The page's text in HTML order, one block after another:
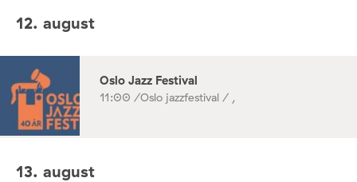
12. august
Oslo Jazz Festival
11:00 /Oslo jazzfestival / ,
13. august